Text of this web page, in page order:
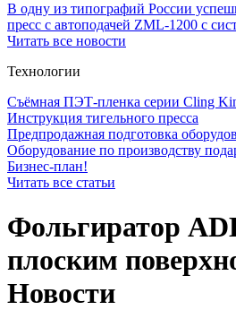
В одну из типографий России
пресс с автоподачей ZML-1200 с
Читать все новости
Технологии
Съёмная ПЭТ-пленка серии Cling
Инструкция тигельного пресса
Предпродажная подготовка
Оборудование по производству
Бизнес-план!
Читать все статьи
Фольгиратор
плоским
Новости